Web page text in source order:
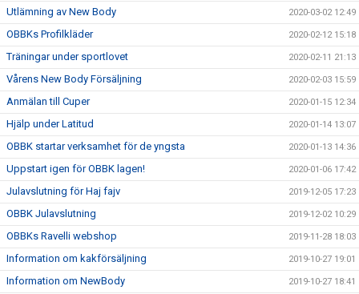
Utlämning av New Body 2020-03-02 12:49
OBBKs Profilkläder 2020-02-12 15:18
Träningar under sportlovet 2020-02-11 21:13
Vårens New Body Försäljning 2020-02-03 15:59
Anmälan till Cuper 2020-01-15 12:34
Hjälp under Latitud 2020-01-14 13:07
OBBK startar verksamhet för de yngsta 2020-01-13 14:36
Uppstart igen för OBBK lagen! 2020-01-06 17:42
Julavslutning för Haj fajv 2019-12-05 17:23
OBBK Julavslutning 2019-12-02 10:29
OBBKs Ravelli webshop 2019-11-28 18:03
Information om kakförsäljning 2019-10-27 19:01
Information om NewBody 2019-10-27 18:41